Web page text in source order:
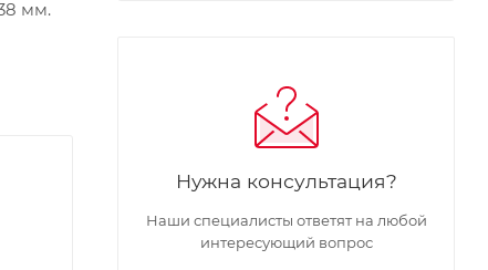
мм.
Нужна консультация?
Наши специалисты ответят на любой
интересующий вопрос